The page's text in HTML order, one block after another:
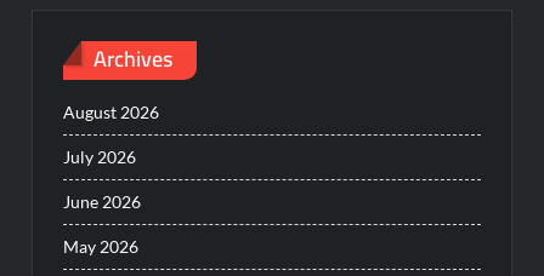
Archives
August 2026
July 2026
June 2026
May 2026